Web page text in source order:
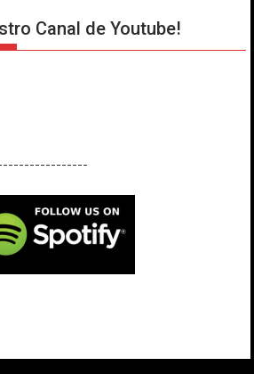
Canal de Youtube!